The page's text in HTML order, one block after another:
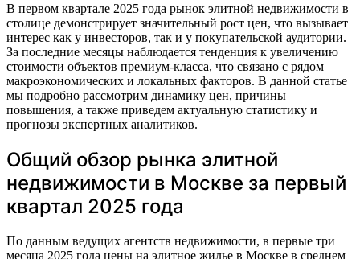
В первом квартале 2025 года рынок элитной недвижимости в
столице демонстрирует значительный рост цен, что вызывает
интерес как у инвесторов, так и у покупательской аудитории.
За последние месяцы наблюдается тенденция к увеличению
стоимости объектов премиум-класса, что связано с рядом
макроэкономических и локальных факторов. В данной статье
мы подробно рассмотрим динамику цен, причины
повышения, а также приведем актуальную статистику и
прогнозы экспертных аналитиков.
Общий обзор рынка элитной
недвижимости в Москве за первый
квартал 2025 года
По данным ведущих агентств недвижимости, в первые три
месяца 2025 года цены на элитное жилье в Москве в среднем